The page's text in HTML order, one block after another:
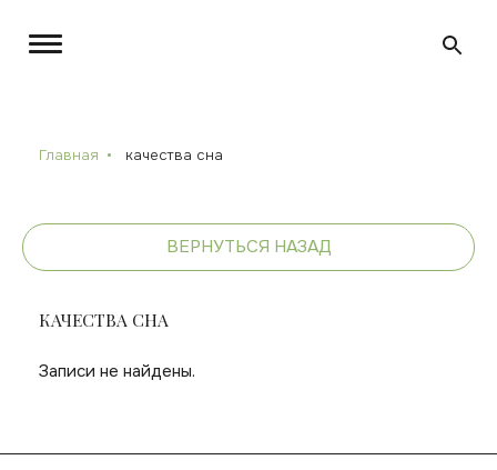
Главная качества сна
ВЕРНУТЬСЯ НАЗАД
КАЧЕСТВА СНА
Записи не найдены.